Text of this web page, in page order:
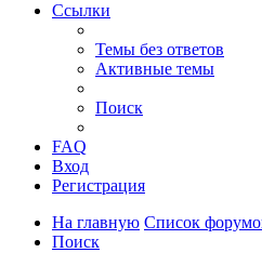
Ссылки
Темы без ответов
Активные темы
Поиск
FAQ
Вход
Регистрация
На главную Список
Поиск